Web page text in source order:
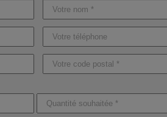
Pour des produits sans marquage,
une personnalisation, prévoyez entre8 et
de doter vos événements d'un objet
votre devis rapide et personnalisé.